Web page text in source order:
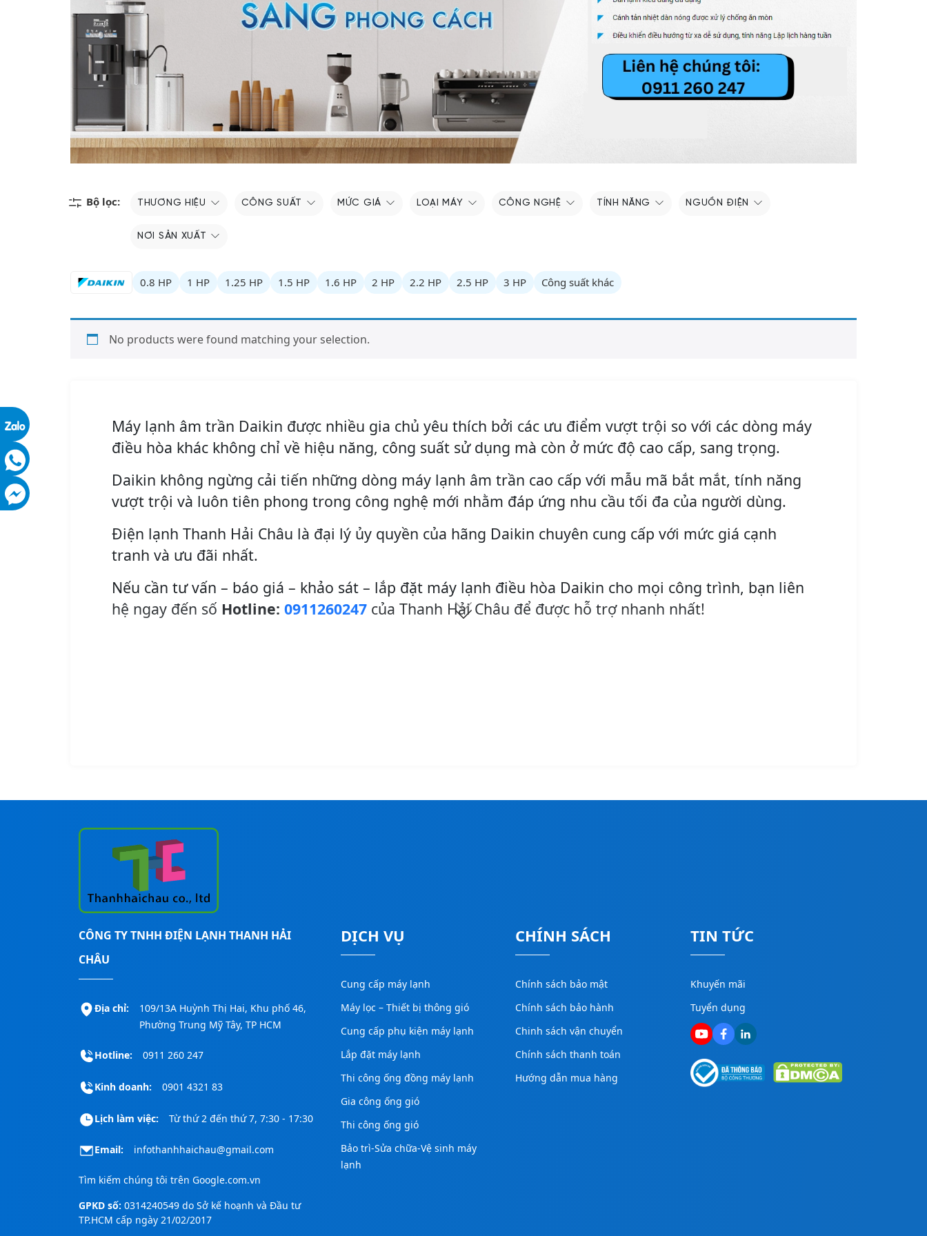
Bộ lọc: THƯƠNG HIỆU CÔNG SUẤT MỨC GIÁ LOẠI MÁY CÔNG NGHỆ TÍNH NĂNG NGUỒN ĐIỆN
NƠI SẢN XUẤT
0.8 HP 1 HP 1.25 HP 1.5 HP 1.6 HP 2 HP 2.2 HP 2.5 HP 3 HP Công suất khác
No products were found matching your selection.
Máy lạnh âm trần Daikin được nhiều gia chủ yêu thích bởi các ưu điểm vượt trội so với các dòng máy
điều hòa khác không chỉ về hiệu năng, công suất sử dụng mà còn ở mức độ cao cấp, sang trọng.
Daikin không ngừng cải tiến những dòng máy lạnh âm trần cao cấp với mẫu mã bắt mắt, tính năng
vượt trội và luôn tiên phong trong công nghệ mới nhằm đáp ứng nhu cầu tối đa của người dùng.
Điện lạnh Thanh Hải Châu là đại lý ủy quyền của hãng Daikin chuyên cung cấp với mức giá cạnh
tranh và ưu đãi nhất.
Nếu cần tư vấn – báo giá – khảo sát – lắp đặt máy lạnh điều hòa Daikin cho mọi công trình, bạn liên
hệ ngay đến số Hotline: 0911260247 của Thanh Hải Châu để được hỗ trợ nhanh nhất!
CÔNG TY TNHH ĐIỆN LẠNH THANH HẢI
CHÂU
Địa chỉ:
109/13A Huỳnh Thị Hai, Khu phố 46,
Phường Trung Mỹ Tây, TP HCM
Hotline: 0911 260 247
Kinh doanh: 0901 4321 83
Lịch làm việc: Từ thứ 2 đến thứ 7, 7:30 - 17:30
Email: infothanhhaichau@gmail.com
Tìm kiếm chúng tôi trên Google.com.vn
GPKD số: 0314240549 do Sở kế hoạnh và Đầu tư
TP.HCM cấp ngày 21/02/2017
DỊCH VỤ
Cung cấp máy lạnh
Máy lọc – Thiết bị thông gió
Cung cấp phụ kiện máy lạnh
Lắp đặt máy lạnh
Thi công ống đồng máy lạnh
Gia công ống gió
Thi công ống gió
Bảo trì-Sửa chữa-Vệ sinh máy
lạnh
CHÍNH SÁCH
Chính sách bảo mật
Chính sách bảo hành
Chinh sách vận chuyển
Chính sách thanh toán
Hướng dẫn mua hàng
TIN TỨC
Khuyến mãi
Tuyển dụng